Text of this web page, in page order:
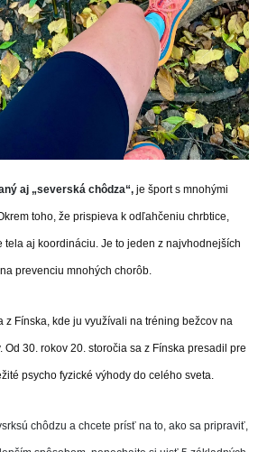
aj „severská chôdza“,je šport s mnohými
toho, že prispieva k odľahčeniu chrbtice,
aj koordináciu. Je to jeden z najvhodnejších
prevenciu mnohých chorôb.
z Fínska, kde ju využívali na tréning bežcov na
30. rokov 20. storočia sa z Fínska presadil pre
psycho fyzické výhody do celého sveta.
chôdzu a chcete prísť na to, ako sa pripraviť,